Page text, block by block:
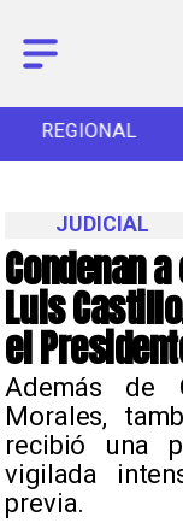
REGIONAL
Condenan
Luis
el
Además de
Morales,
recibió una
vigilada
previa.
JUDICIAL